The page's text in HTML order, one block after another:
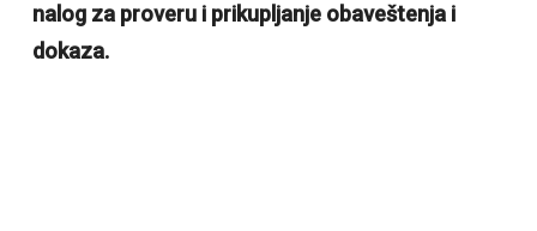
nalog za proveru i prikupljanje obaveštenja i
dokaza.